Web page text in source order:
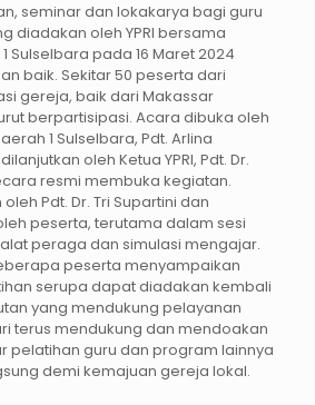
seminar dan lokakarya bagi guru
diadakan oleh YPRI bersama
Sulselbara pada 16 Maret 2024
baik. Sekitar 50 peserta dari
gereja, baik dari Makassar
berpartisipasi. Acara dibuka oleh
1 Sulselbara, Pdt. Arlina
oleh Ketua YPRI, Pdt. Dr.
resmi membuka kegiatan.
Pdt. Dr. Tri Supartini dan
peserta, terutama dalam sesi
peraga dan simulasi mengajar.
peserta menyampaikan
serupa dapat diadakan kembali
yang mendukung pelayanan
terus mendukung dan mendoakan
pelatihan guru dan program lainnya
demi kemajuan gereja lokal.